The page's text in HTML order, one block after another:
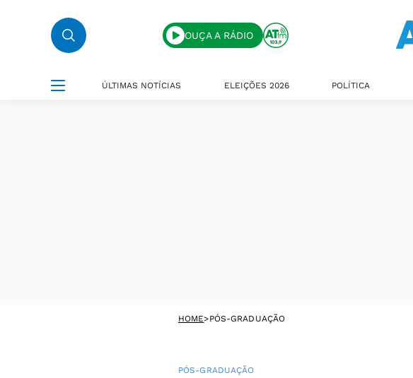
OUÇA A RÁDIO
ÚLTIMAS NOTÍCIAS ELEIÇÕES 2026 POLÍTICA
HOME>PÓS-GRADUAÇÃO
PÓS-GRADUAÇÃO